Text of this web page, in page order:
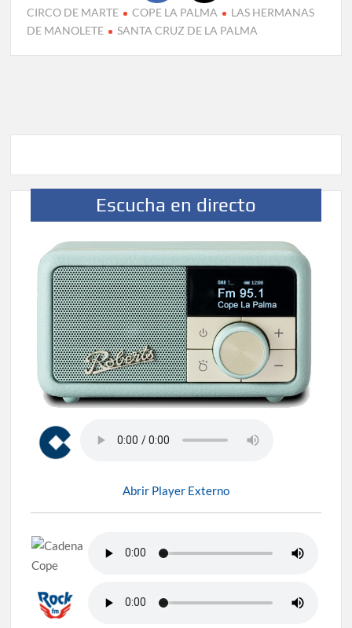
CIRCO DE MARTE COPE LA PALMA
LAS HERMANAS
DE MANOLETE
SANTA CRUZ DE LA PALMA
Escucha en directo
Abrir Player Externo